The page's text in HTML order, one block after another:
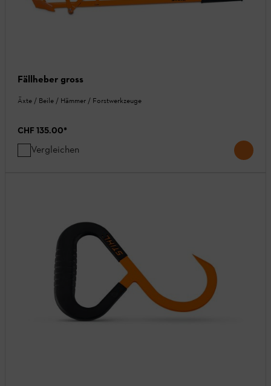
Fällheber gross
Äxte / Beile / Hämmer / Forstwerkzeuge
CHF 135.00*
Vergleichen